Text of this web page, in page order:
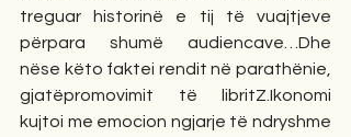
treguar historinë e tij të vuajtjeve
përpara shumë audiencave…Dhe
nëse këto faktei rendit në parathënie,
gjatëpromovimit të libritZ.Ikonomi
kujtoi me emocion ngjarje të ndryshme